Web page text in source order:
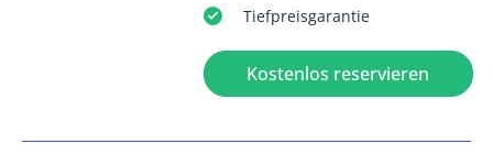
Tiefpreisgarantie
Kostenlos reservieren